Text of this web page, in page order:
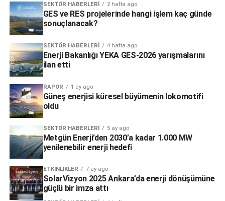
SEKTÖR HABERLERI 2 hafta ago
GES ve RES projelerinde hangi işlem kaç günde
sonuçlanacak?
SEKTÖR HABERLERI 4 hafta ago
Enerji Bakanlığı YEKA GES-2026 yarışmalarını
ilan etti
RAPOR 1 ay ago
Güneş enerjisi küresel büyümenin lokomotifi
oldu
SEKTÖR HABERLERI 5 ay ago
Metgün Enerji’den 2030’a kadar 1.000 MW
yenilenebilir enerji hedefi
ETKINLIKLER 7 ay ago
SolarVizyon 2025 Ankara’da enerji dönüşümüne
güçlü bir imza attı